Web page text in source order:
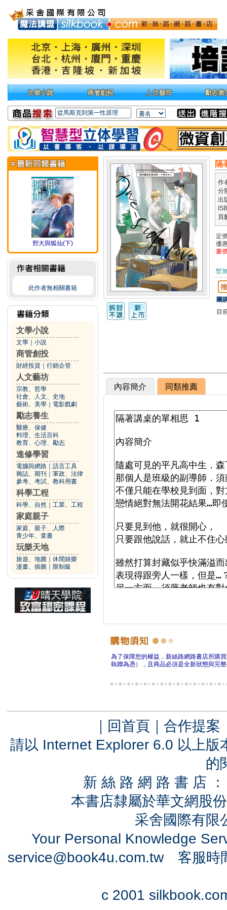
邢大與狐仙(下)
此作者無相關書籍
文學小說
文學 小說
商管創投
財經投資 行銷企管
人文藝坊
宗教、哲學
社會、人文、史地
藝術、美學
電影戲劇
勵志養生
醫療、保健
料理、生活百科
教育、心理、勵志
進修學習
電腦與網路
語言工具
雜誌、期刊
軍政、法律
參考、考試、教科用書
科學工程
科學、自然 工業、工程
家庭親子
家庭、親子、人際
青少年、童書
玩樂天地
旅遊、地圖
休閒娛樂
漫畫、插圖
限制級
隔
作
分
出
頁
定
優
書
暫
團
目
內容簡介 同類推薦
為了保障您的權益，新絲路網路書店所購
執聯為憑），且商品必須是全新狀態與完
｜ 回首頁 ｜ 合作提案
請以 Internet Explorer 6.0 以上
的
新 絲 路 網 路 書 店
本書店隸屬於華文網股
采舍國際有
Your Personal Knowledge
service@book4u.com.tw客服時
c 2001